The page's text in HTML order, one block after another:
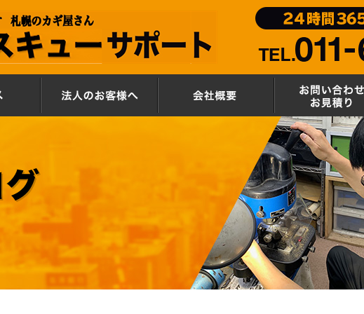
サービス 法人のお客様へ 会社概要